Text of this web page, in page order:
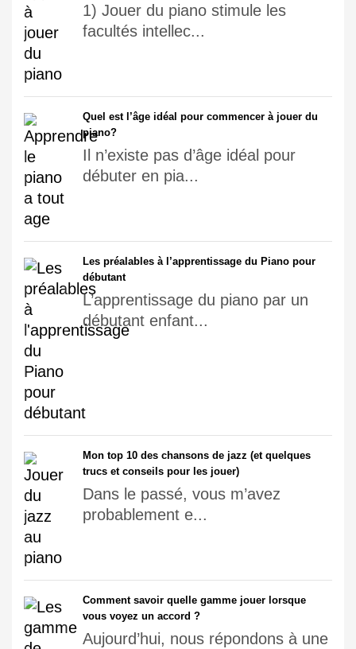
1) Jouer du piano stimule les
facultés intellec...
Quel est l’âge idéal pour commencer à jouer du
piano?
Il n’existe pas d’âge idéal pour
débuter en pia...
Les préalables à l’apprentissage du Piano pour
débutant
L’apprentissage du piano par un
débutant enfant...
Mon top 10 des chansons de jazz (et quelques
trucs et conseils pour les jouer)
Dans le passé, vous m’avez
probablement e...
Comment savoir quelle gamme jouer lorsque
vous voyez un accord ?
Aujourd’hui, nous répondons à une